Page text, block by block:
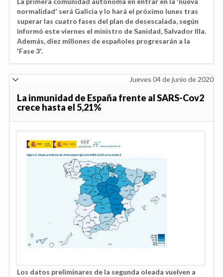
normalidad' será Galicia y lo hará el próximo lunes tras
superar las cuatro fases del plan de desescalada, según
informó este viernes el ministro de Sanidad, Salvador Illa.
Además, diez millones de españoles progresarán a la
'Fase 3'.
Jueves 04 de junio de 2020
La inmunidad de España frente al SARS-Cov2
crece hasta el 5,21%
Los datos preliminares de la segunda oleada vuelven a